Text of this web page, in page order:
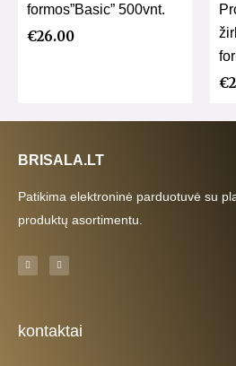
formos”Basic” 500vnt.
€26.00
€
BRISALA.LT
Patikima elektroninė parduotuvė su
produktų asortimentu.
F
a
c
-
f
I
n
s
m
kontaktai